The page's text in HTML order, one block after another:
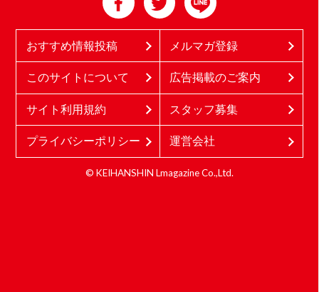
おすすめ情報投稿 メルマガ登録
このサイトについて 広告掲載のご案内
サイト利用規約 スタッフ募集
プライバシーポリシー 運営会社
© KEIHANSHIN Lmagazine Co.,Ltd.